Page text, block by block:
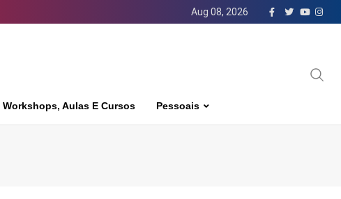
Aug 08, 2026
Workshops, Aulas E Cursos Pessoais